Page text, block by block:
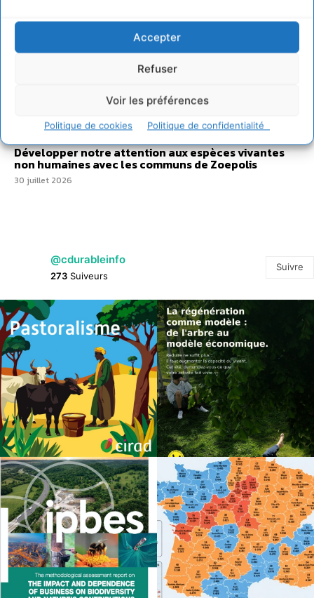
Accepter
Refuser
Voir les préférences
Politique de cookies Politique de confidentialité
régénératif du vivant …
IPBES : le « GIEC de la biodiversité » appelle les
entreprises à devenir des alliées du vivant
Comment le sol français a perdu sa mémoire
2 août 2026
Développer notre attention aux espèces vivantes
non humaines avec les communs de Zoepolis
30 juillet 2026
@cdurableinfo
273 Suiveurs
Suivre